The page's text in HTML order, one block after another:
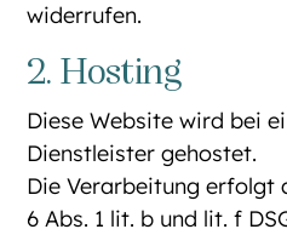
widerrufen.
2. Hosting
Diese Website wird bei
Dienstleister gehostet.
Die Verarbeitung erfolgt
6 Abs. 1 lit. b und lit. f